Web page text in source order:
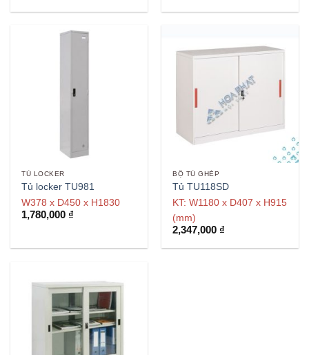
TỦ LOCKER
Tủ locker TU981
W378 x D450 x H1830
1,780,000 ₫
BỘ TỦ GHÉP
Tủ TU118SD
KT: W1180 x D407 x H915
(mm)
2,347,000 ₫